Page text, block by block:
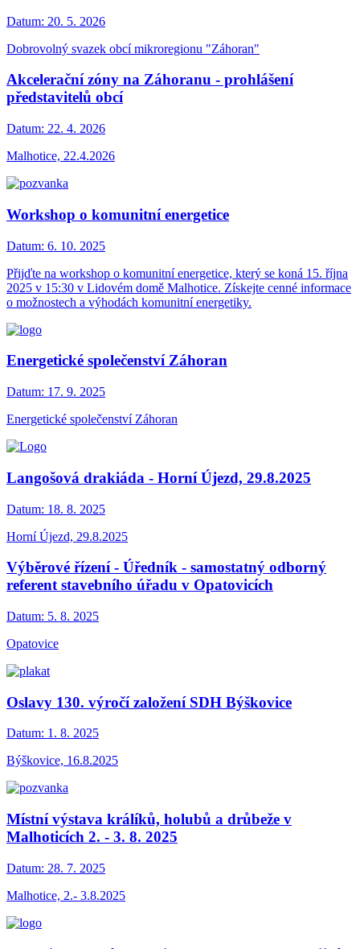
Datum: 20. 5. 2026
Dobrovolný svazek obcí mikroregionu "Záhoran"
Akcelerační zóny na Záhoranu - prohlášení
představitelů obcí
Datum: 22. 4. 2026
Malhotice, 22.4.2026
Workshop o komunitní energetice
Datum: 6. 10. 2025
Přijďte na workshop o komunitní energetice, který se koná 15. října
2025 v 15:30 v Lidovém domě Malhotice. Získejte cenné informace
o možnostech a výhodách komunitní energetiky.
Energetické společenství Záhoran
Datum: 17. 9. 2025
Energetické společenství Záhoran
Langošová drakiáda - Horní Újezd, 29.8.2025
Datum: 18. 8. 2025
Horní Újezd, 29.8.2025
Výběrové řízení - Úředník - samostatný odborný
referent stavebního úřadu v Opatovicích
Datum: 5. 8. 2025
Opatovice
Oslavy 130. výročí založení SDH Býškovice
Datum: 1. 8. 2025
Býškovice, 16.8.2025
Místní výstava králíků, holubů a drůbeže v
Malhoticích 2. - 3. 8. 2025
Datum: 28. 7. 2025
Malhotice, 2.- 3.8.2025